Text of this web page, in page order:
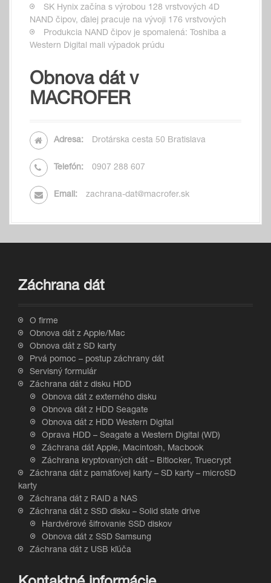
SK Hynix začína s výrobou 128 vrstvových 4D
NAND čipov, ďalej pracuje na vývoji 176 vrstvových
Produkcia NAND čipov je spomalená: Toshiba a
Western Digital mali výpadok prúdu
Obnova dát v
MACROFER
Adresa: Drotárska cesta 50 Bratislava
Telefón: 0907 288 607
Email: zachrana-dat@macrofer.sk
Záchrana dát
O firme
Obnova dát z Apple/Mac
Obnova dát z SD karty
Prvá pomoc – postup záchrany dát
Servisný formulár
Záchrana dát z disku HDD
Obnova dát z externého disku
Obnova dát z HDD Seagate
Obnova dát z HDD Western Digital
Oprava HDD – Seagate a Western Digital (WD)
Záchrana dát Apple, Macintosh, Macbook
Záchrana kryptovaných dát – Bitlocker, Truecrypt
Záchrana dát z pamäťovej karty – SD karty – microSD
karty
Záchrana dát z RAID a NAS
Záchrana dát z SSD disku – Solid state drive
Hardvérové šifrovanie SSD diskov
Obnova dát z SSD Samsung
Záchrana dát z USB kľúča